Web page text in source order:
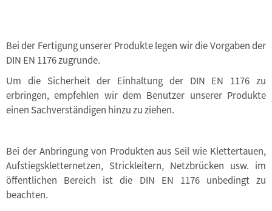
Bei der Fertigung unserer Produkte legen wir die Vorgaben der
DIN EN 1176 zugrunde.
Um die Sicherheit der Einhaltung der DIN EN 1176 zu
erbringen, empfehlen wir dem Benutzer unserer Produkte
einen Sachverständigen hinzu zu ziehen.
Bei der Anbringung von Produkten aus Seil wie Klettertauen,
Aufstiegskletternetzen, Strickleitern, Netzbrücken usw. im
öffentlichen Bereich ist die DIN EN 1176 unbedingt zu
beachten.